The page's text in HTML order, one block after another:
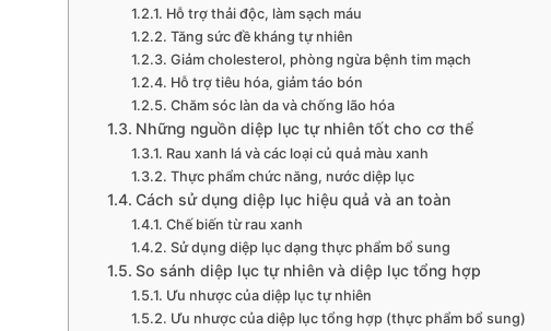
Hỗ trợ thải độc, làm sạch máu
Tăng sức đề kháng tự nhiên
Giảm cholesterol, phòng ngừa bệnh tim mạch
Hỗ trợ tiêu hóa, giảm táo bón
Chăm sóc làn da và chống lão hóa
Những nguồn diệp lục tự nhiên tốt cho cơ thể
Rau xanh lá và các loại củ quả màu xanh
Thực phẩm chức năng, nước diệp lục
Cách sử dụng diệp lục hiệu quả và an toàn
Chế biến từ rau xanh
Sử dụng diệp lục dạng thực phẩm bổ sung
So sánh diệp lục tự nhiên và diệp lục tổng hợp
Ưu nhược của diệp lục tự nhiên
Ưu nhược của diệp lục tổng hợp (thực phẩm bổ sung)